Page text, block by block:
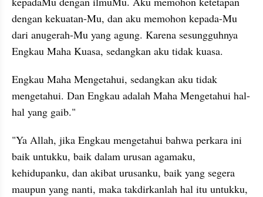
dengan kekuatan-Mu, dan aku memohon kepada-Mu
dari anugerah-Mu yang agung. Karena sesungguhnya
Engkau Maha Kuasa, sedangkan aku tidak kuasa.
Engkau Maha Mengetahui, sedangkan aku tidak
mengetahui. Dan Engkau adalah Maha Mengetahui hal-
hal yang gaib."
"Ya Allah, jika Engkau mengetahui bahwa perkara ini
baik untukku, baik dalam urusan agamaku,
kehidupanku, dan akibat urusanku, baik yang segera
maupun yang nanti, maka takdirkanlah hal itu untukku,